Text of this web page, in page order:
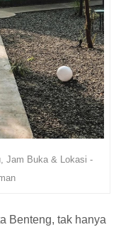
Jam Buka & Lokasi -
Benteng, tak hanya